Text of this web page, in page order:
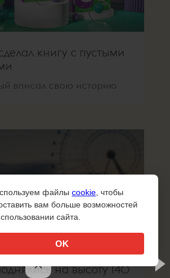
×
книгу с пустыми
вписал свою историю
и «Солнце
на высоту 140
файлы cookie , чтобы
вам больше возможностей
сайта.
OK